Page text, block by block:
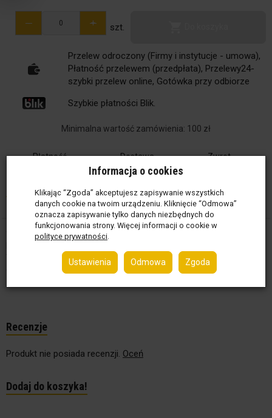
- + szt.
Przelew odroczony (Firmy i instytucje - umowa),
Płatność przelewem (przedpłata), Przelewy24-
szybki przelew online, Gotówka przy odbiorze
Szybkie płatności Blik.
Minimalna wartość zamówienia: 100 zł
Płatność Dostawa
Kliknij!
Zwrot
Szczegóły
o.b.® Organic - tampony w 100% z organicznej bawełny, bez
plastiku, dające niezawodną ochronę.
*przetestowane i zaakceptowane zgodnie z wymaganiami
certyfikatu GOTS
Recenzje
Produkt nie posiada recenzji. Oceń
Dodaj do koszyka!
Informacja o cookies
Klikając “Zgoda” akceptujesz zapisywanie wszystkich
danych cookie na twoim urządzeniu. Kliknięcie “Odmowa”
oznacza zapisywanie tylko danych niezbędnych do
funkcjonowania strony. Więcej informacji o cookie w
polityce prywatności.
Ustawienia Odmowa Zgoda